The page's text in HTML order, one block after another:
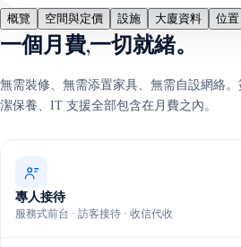
概覽 空間與定價 設施 大廈資料 位置
一個月費,一切就緒。
無需裝修、無需添置家具、無需自設網絡
潔保養、IT 支援全部包含在月費之內。
專人接待
服務式前台 · 訪客接待 · 收信代收